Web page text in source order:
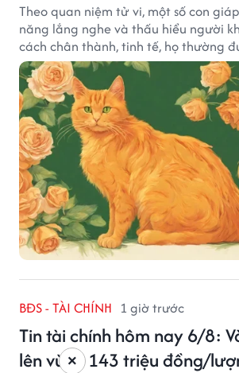
Theo quan niệm tử vi, một số con
năng lắng nghe và thấu hiểu người
cách chân thành, tinh tế, họ thường
tạo dựng nhiều mối quan hệ tốt đẹp.
BĐS - TÀI CHÍNH 1 giờ trước
Tin tài chính hôm nay 6/8:
lên vùng 143 triệu đồng/
×